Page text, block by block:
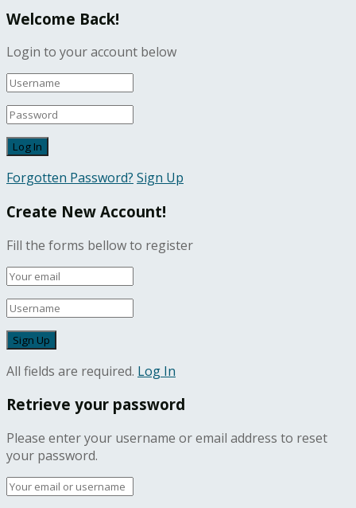
Welcome Back!
Login to your account below
Forgotten Password? Sign Up
Create New Account!
Fill the forms bellow to register
All fields are required. Log In
Retrieve your password
Please enter your username or email address to reset
your password.